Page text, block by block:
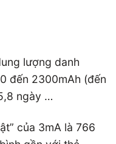
lượng danh
đến 2300mAh (đến
ngày …
của 3mA là 766